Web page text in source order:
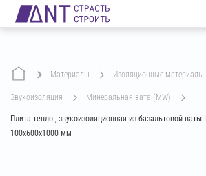
Материалы изоляционные материалы
звукоизоляция минеральная вата (MW)
Плита тепло-, звукоизоляционная из базальтовой ваты
100х600х1000 мм